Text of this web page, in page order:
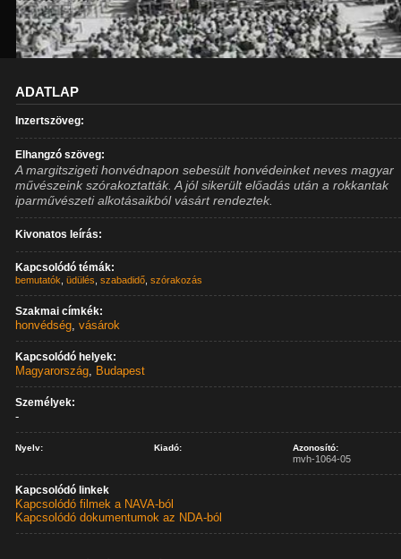
ADATLAP
Inzertszöveg:
Elhangzó szöveg:
A margitszigeti honvédnapon sebesült honvédeinket neves magyar
művészeink szórakoztatták. A jól sikerült előadás után a rokkantak
iparművészeti alkotásaikból vásárt rendeztek.
Kivonatos leírás:
Kapcsolódó témák:
bemutatók ,üdülés ,szabadidő ,szórakozás
Szakmai címkék:
honvédség,vásárok
Kapcsolódó helyek:
Magyarország, Budapest
Személyek:
-
Nyelv: Kiadó: Azonosító:
mvh-1064-05
Kapcsolódó linkek
Kapcsolódó filmek a NAVA-ból
Kapcsolódó dokumentumok az NDA-ból